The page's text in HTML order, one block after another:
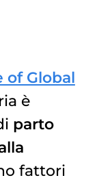
of Global
è
parto
fattori